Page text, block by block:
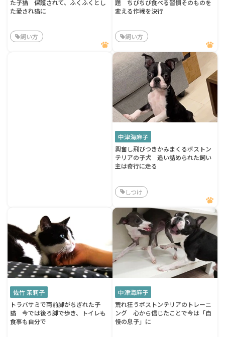
た子猫 保護されて、ふくふくとし
た愛され猫に
飼い方
題 ちびちび食べる習慣そのものを
変える作戦を決行
飼い方
中津海麻子
興奮し飛びつきかみまくるボストン
テリアの子犬 追い詰められた飼い
主は奇行に走る
しつけ
佐竹 茉莉子
トラバサミで両前脚がちぎれた子
猫 今では後ろ脚で歩き、トイレも
食事も自分で
中津海麻子
荒れ狂うボストンテリアのトレーニ
ング 心から信じたことで今は「自
慢の息子」に